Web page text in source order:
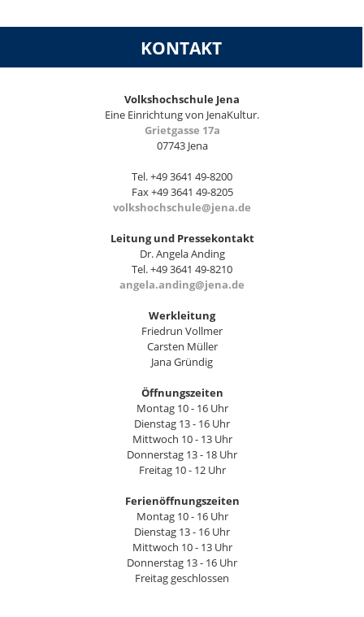
KONTAKT
Volkshochschule Jena
Eine Einrichtung von JenaKultur.
Grietgasse 17a
07743 Jena
Tel. +49 3641 49-8200
Fax +49 3641 49-8205
volkshochschule@jena.de
Leitung und Pressekontakt
Dr. Angela Anding
Tel. +49 3641 49-8210
angela.anding@jena.de
Werkleitung
Friedrun Vollmer
Carsten Müller
Jana Gründig
Öffnungszeiten
Montag 10 - 16 Uhr
Dienstag 13 - 16 Uhr
Mittwoch 10 - 13 Uhr
Donnerstag 13 - 18 Uhr
Freitag 10 - 12 Uhr
Ferienöffnungszeiten
Montag 10 - 16 Uhr
Dienstag 13 - 16 Uhr
Mittwoch 10 - 13 Uhr
Donnerstag 13 - 16 Uhr
Freitag geschlossen